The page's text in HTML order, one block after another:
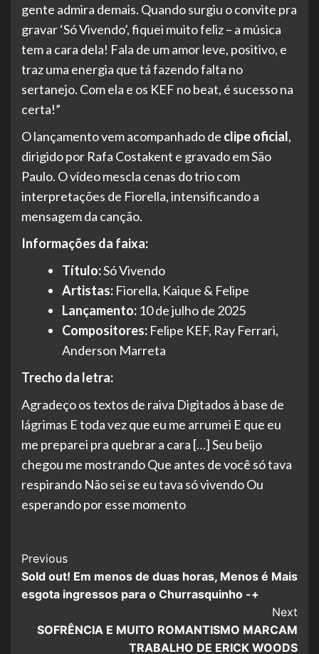
gente admira demais. Quando surgiu o convite pra
gravar ‘Só Vivendo’, fiquei muito feliz – a música
tem a cara dela! Fala de um amor leve, positivo, e
traz uma energia que tá fazendo falta no
sertanejo. Com ela e os KEF no beat, é sucesso na
certa!”
O lançamento vem acompanhado de clipe oficial,
dirigido por Rafa Costakent e gravado em São
Paulo. O vídeo mescla cenas do trio com
interpretações de Fiorella, intensificando a
mensagem da canção.
Informações da faixa:
Título:Só Vivendo
Artistas: Fiorella, Kaique & Felipe
Lançamento: 10 de julho de 2025
Compositores: Felipe KEF, Ray Ferrari,
Anderson Marreta
Trecho da letra:
Agradeço os textos de raiva Digitados à base de
lágrimas E toda vez que eu me arrumei E que eu
me preparei pra quebrar a cara […] Seu beijo
chegou me mostrando Que antes de você só tava
respirando Não sei se eu tava só vivendo Ou
esperando por esse momento
Post
Navigation
Previous
Sold out! Em menos de duas horas, Menos é Mais
esgota ingressos para o Churrasquinho -+
Next
SOFRÊNCIA E MUITO ROMANTISMO MARCAM
TRABALHO DE ERICK WOODS